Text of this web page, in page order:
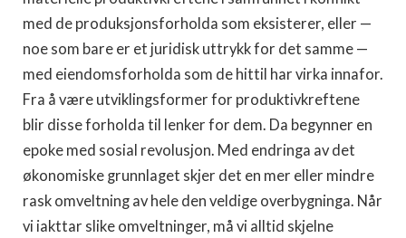
med de produksjonsforholda som eksisterer, eller —
noe som bare er et juridisk uttrykk for det samme —
med eiendomsforholda som de hittil har virka innafor.
Fra å være utviklingsformer for produktivkreftene
blir disse forholda til lenker for dem. Da begynner en
epoke med sosial revolusjon. Med endringa av det
økonomiske grunnlaget skjer det en mer eller mindre
rask omveltning av hele den veldige overbygninga. Når
vi iakttar slike omveltninger, må vi alltid skjelne